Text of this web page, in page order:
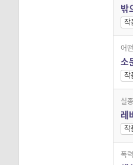
밖
작
어
소
작
실
레
작
폭